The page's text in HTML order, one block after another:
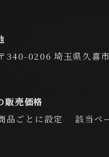
340-0206 埼玉県久喜
販売価格
品ごとに設定 該当ペー